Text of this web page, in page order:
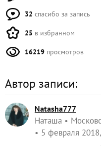
32 спасибо за запись
25 в избранном
16219 просмотров
Автор записи:
Natasha777
Наташа
5 февраля